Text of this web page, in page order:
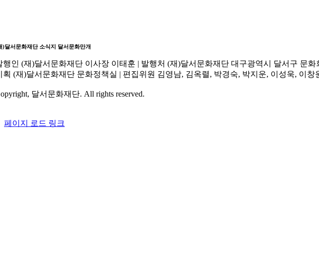
)달서문화재단 소식지 달서문화만개
행인 (재)달서문화재단 이사장 이태훈 | 발행처 (재)달서문화재단 대구광역시 달서구 문화
획 (재)달서문화재단 문화정책실 | 편집위원 김영남, 김옥렬, 박경숙, 박지운, 이성욱, 이
달서문화재단. All rights reserved.
페이지 로드 링크